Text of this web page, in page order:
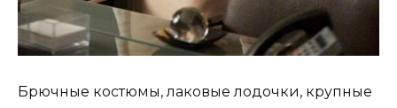
Брючные костюмы, лаковые лодочки, крупные